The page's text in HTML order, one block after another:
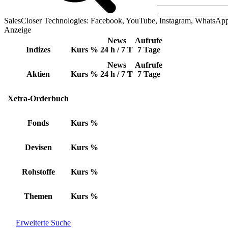
SalesCloser Technologies: Facebook, YouTube, Instagram,
Anzeige
Indizes Kurs %
News
24 h / 7 T
Aufrufe
7 Tage
Aktien Kurs %
News
24 h / 7 T
Aufrufe
7 Tage
Xetra-Orderbuch
Fonds Kurs %
Devisen Kurs %
Rohstoffe Kurs %
Themen Kurs %
Erweiterte Suche